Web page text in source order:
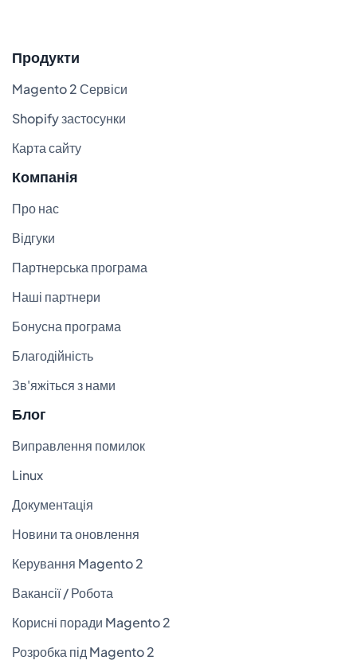
Продукти
Magento 2 Сервіси
Shopify застосунки
Карта сайту
Компанія
Про нас
Відгуки
Партнерська програма
Наші партнери
Бонусна програма
Благодійність
Зв'яжіться з нами
Блог
Виправлення помилок
Linux
Документація
Новини та оновлення
Керування Magento 2
Вакансії / Робота
Корисні поради Magento 2
Розробка під Magento 2